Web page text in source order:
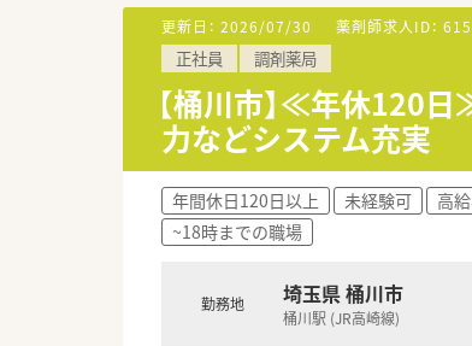
一都三県を中心に、全
店舗形態はさまざま！
大学病院や総合病院前、
幅広い展開をしており
中でも医療モールや大
調剤薬局の運営のほか、
ヘルシー＆ビューティ
ヘルシー＆ビューティ
患者様の要望に合わせて
居宅療養管理指導は約
更新日： 2026/07/30 薬剤師求人ID：
正社員 調剤薬局
【桶川市】≪年休120
力などシステム充実
年間休日120日以上 未経験可 高
~18時までの職場
勤務地 埼玉県 桶川市
桶川駅 (JR高崎線)